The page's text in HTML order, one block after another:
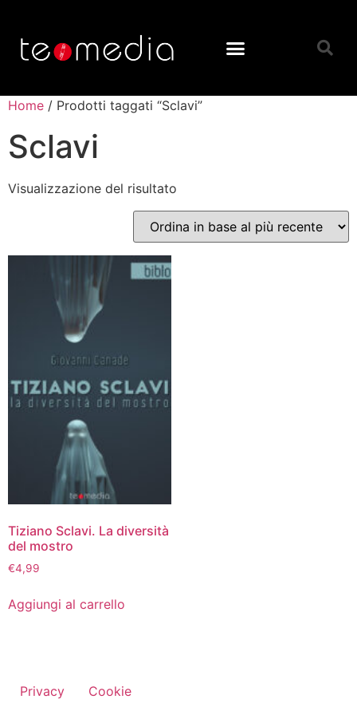
Home / Prodotti taggati “Sclavi”
Sclavi
Visualizzazione del risultato
Tiziano Sclavi. La diversità
del mostro
€4,99
Aggiungi al carrello
Privacy Cookie